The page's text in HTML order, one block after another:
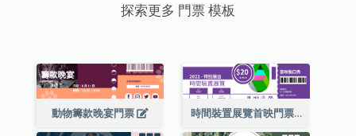
探索更多 門票 模板
動物籌款晚宴門票 時間裝置展覽首映門票